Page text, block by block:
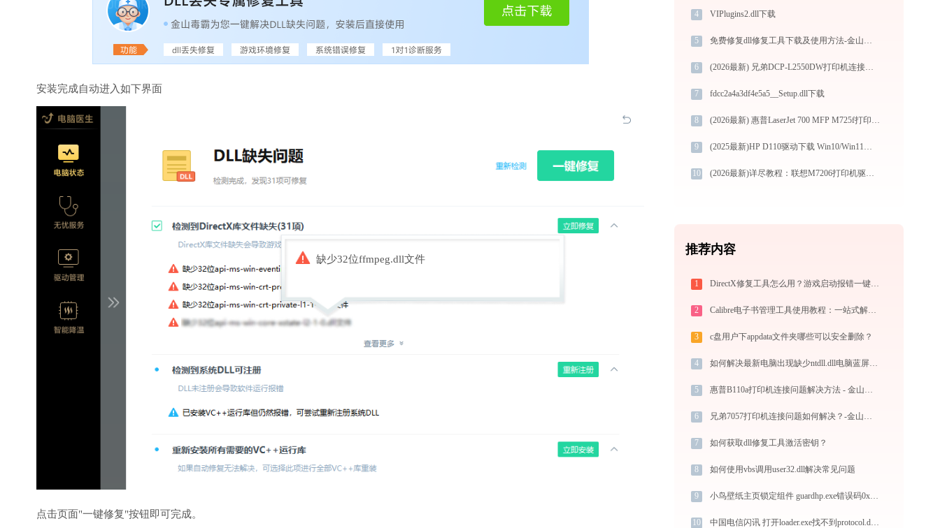
安装完成自动进入如下界面
缺少32位ffmpeg.dll文件
点击页面"一键修复"按钮即可完成。
4 VIPlugins2.dll下载
5 免费修复dll修复工具下载及使用方法-金山毒霸
6 (2026最新) 兄弟DCP-L2550DW打印机连接问题如何解决？-金山毒霸
7 fdcc2a4a3df4e5a5__Setup.dll下载
8 (2026最新) 惠普LaserJet 700 MFP M725f打印机连接指南 -金山毒霸
9 (2025最新)HP D110驱动下载 Win10/Win11官方版
10 (2026最新)详尽教程：联想M7206打印机驱动的正确下载与安装方式
推荐内容
1 DirectX修复工具怎么用？游戏启动报错一键修复全攻略
2 Calibre电子书管理工具使用教程：一站式解决电子书格式转换、元数据管理与设备同步
3 c盘用户下appdata文件夹哪些可以安全删除？
4 如何解决最新电脑出现缺少ntdll.dll电脑蓝屏问题？-金山毒霸
5 惠普B110a打印机连接问题解决方法 - 金山毒霸
6 兄弟7057打印机连接问题如何解决？-金山毒霸
7 如何获取dll修复工具激活密钥？
8 如何使用vbs调用user32.dll解决常见问题
9 小鸟壁纸主页锁定组件 guardhp.exe错误码0xc0000043处理办法
10 中国电信闪讯 打开loader.exe找不到protocol.dll怎么办